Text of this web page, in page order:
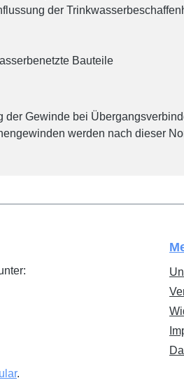
der
Bauteile
der Gewinde bei
werden nach dieser
.